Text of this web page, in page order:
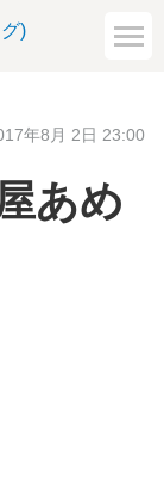
)
年8月 2日 23:00
あめ